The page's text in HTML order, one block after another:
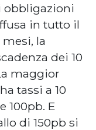
obbligazioni
in tutto il
la
dei 10
maggior
tassi a 10
100pb. E
di 150pb si